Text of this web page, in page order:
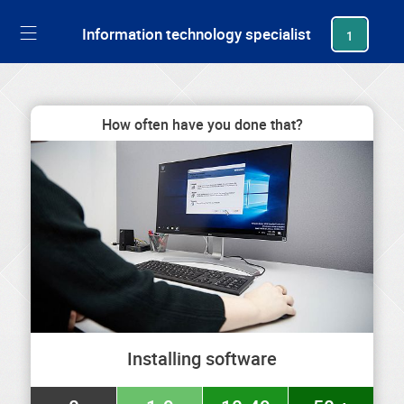
Information technology specialist 1
How often have you done that?
Installing software